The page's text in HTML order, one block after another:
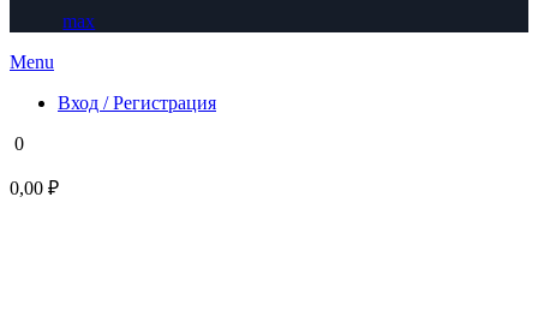
max
Menu
Вход / Регистрация
0
0,00 ₽